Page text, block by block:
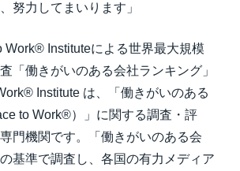
努力してまいります」
Work® Instituteによる世界最大規模
「働きがいのある会社ランキング」
Institute は、「働きがいのある
to Work®）」に関する調査・評
門機関です。「働きがいのある会
基準で調査し、各国の有力メディア